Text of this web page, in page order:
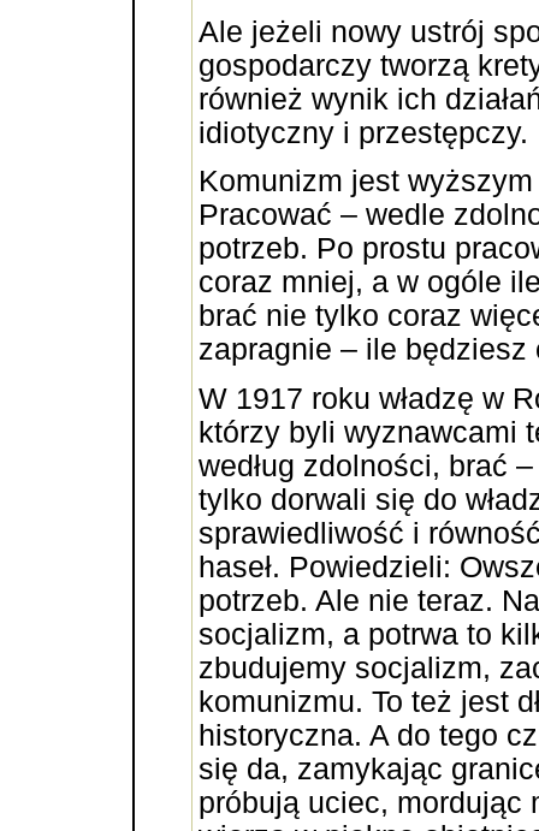
Ale jeżeli nowy ustrój
gospodarczy tworzą
również wynik ich
idiotyczny i przestępczy.
Komunizm jest
Pracować – wedle
potrzeb. Po prostu
coraz mniej, a w ogóle
brać nie tylko coraz
zapragnie – ile będziesz
W 1917 roku władzę w
którzy byli wyznawcami
według zdolności, brać
tylko dorwali się do
sprawiedliwość i
haseł. Powiedzieli:
potrzeb. Ale nie teraz.
socjalizm, a potrwa to
zbudujemy socjalizm,
komunizmu. To też jest
historyczna. A do tego
się da, zamykając
próbują uciec, mordując